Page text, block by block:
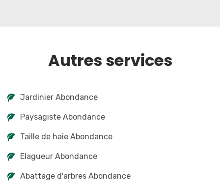
Autres services
Jardinier Abondance
Paysagiste Abondance
Taille de haie Abondance
Elagueur Abondance
Abattage d'arbres Abondance